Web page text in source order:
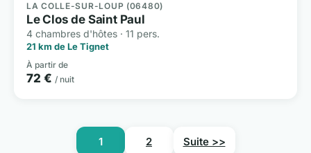
LA COLLE-SUR-LOUP (06480)
Le Clos de Saint Paul
4 chambres d'hôtes · 11 pers.
21 km de Le Tignet
À partir de
72 € / nuit
1 2 Suite >>